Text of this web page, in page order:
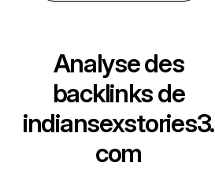
Analyse des
backlinks de
indiansexstories3.
com